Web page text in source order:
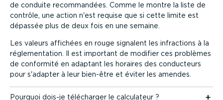
de conduite recom­mandées. Comme le montre la liste de
contrôle, une action n'est requise que si cette limite est
dépassée plus de deux fois en une semaine.
Les valeurs affichées en rouge signalent les infractions à la
régle­men­tation. Il est important de modifier ces problèmes
de conformité en adaptant les horaires des conducteurs
pour s'adapter à leur bien-être et éviter les amendes.
Pourquoi dois-je télécharger le calculateur ?